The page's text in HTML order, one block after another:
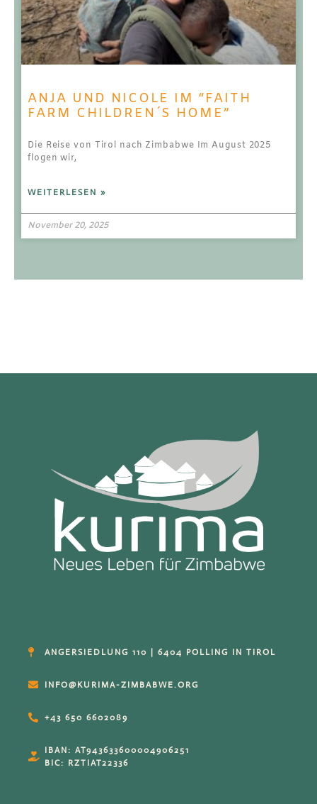
ANJA UND NICOLE IM “FAITH
FARM CHILDREN´S HOME”
Die Reise von Tirol nach Zimbabwe Im August 2025
flogen wir,
WEITERLESEN »
November 20, 2025
ANGERSIEDLUNG 110 | 6404 POLLING IN TIROL
INFO@KURIMA-ZIMBABWE.ORG
+43 650 6602089
IBAN: AT943633600004906251
BIC: RZTIAT22336